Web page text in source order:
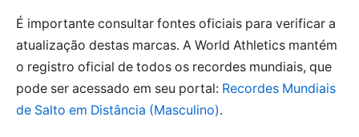
É importante consultar fontes oficiais para verificar a
atualização destas marcas. A World Athletics mantém
o registro oficial de todos os recordes mundiais, que
pode ser acessado em seu portal: Recordes Mundiais
de Salto em Distância (Masculino).